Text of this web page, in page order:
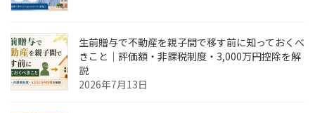
生前贈与で不動産を親子間で移す前に知っておくべ
きこと｜評価額・非課税制度・3,000万円控除を解
説
2026年7月13日